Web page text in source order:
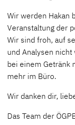
Wir werden Hakan
Veranstaltung der
Wir sind froh, auf
und Analysen
bei einem Getränk
mehr im Büro.
Wir danken dir,
Das Team der